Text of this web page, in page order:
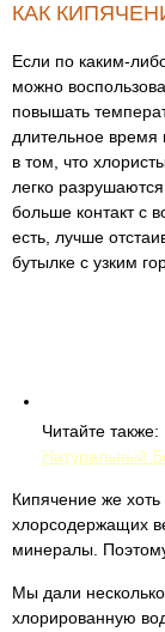
КАК
Если по каким-
можно
повышать
длительное время
в том, что
легко
больше контакт с
есть, лучше
бутылке с узким
Читайте также:
Натуральный
Кипячение же хоть
хлорсодержащих
минералы.
Мы дали несколько
хлорированную